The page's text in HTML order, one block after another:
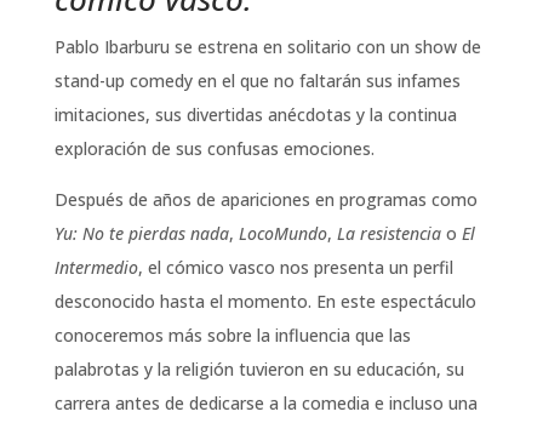
Pablo Ibarburu se estrena en solitario con un show de
stand-up comedy en el que no faltarán sus infames
imitaciones, sus divertidas anécdotas y la continua
exploración de sus confusas emociones.
Después de años de apariciones en programas como
Yu: No te pierdas nada, LocoMundo, La resistenciao El
Intermedio, el cómico vasco nos presenta un perfil
desconocido hasta el momento. En este espectáculo
conoceremos más sobre la influencia que las
palabrotas y la religión tuvieron en su educación, su
carrera antes de dedicarse a la comedia e incluso una